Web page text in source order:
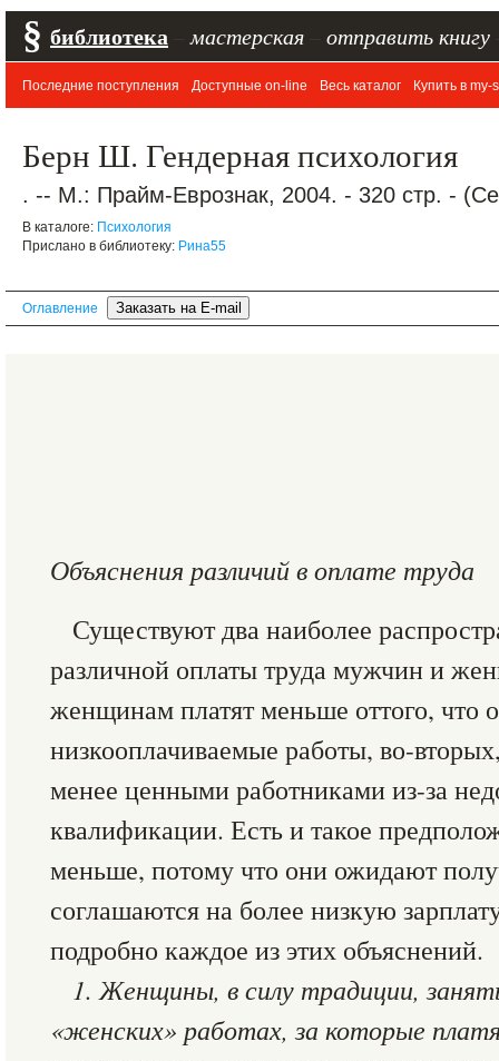
§ библиотека мастерская отправить книгу
Последние поступления Доступные on-line Весь каталог Купить в my-
Берн Ш. Гендерная психология
. -- М.: Прайм-Еврознак, 2004. - 320 стр. -
В каталоге: Психология
Прислано в библиотеку: Рина55
Оглавление
Объяснения различий в оплате труда
Существуют два наиболее
различной оплаты труда мужчин и
женщинам платят меньше оттого, что
низкооплачиваемые работы, во-
менее ценными работниками из-за
квалификации. Есть и такое
меньше, потому что они ожидают
соглашаются на более низкую
подробно каждое из этих объяснений.
1. Женщины, в силу традиции,
«женских» работах, за которые